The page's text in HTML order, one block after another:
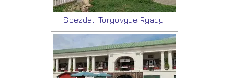
Soezdal: Torgovyye Ryady